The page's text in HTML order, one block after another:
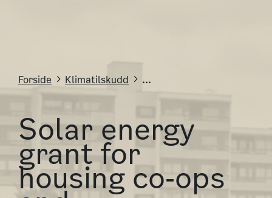
Forside Klimatilskudd ...
Solar energy
grant for
housing co‑ops